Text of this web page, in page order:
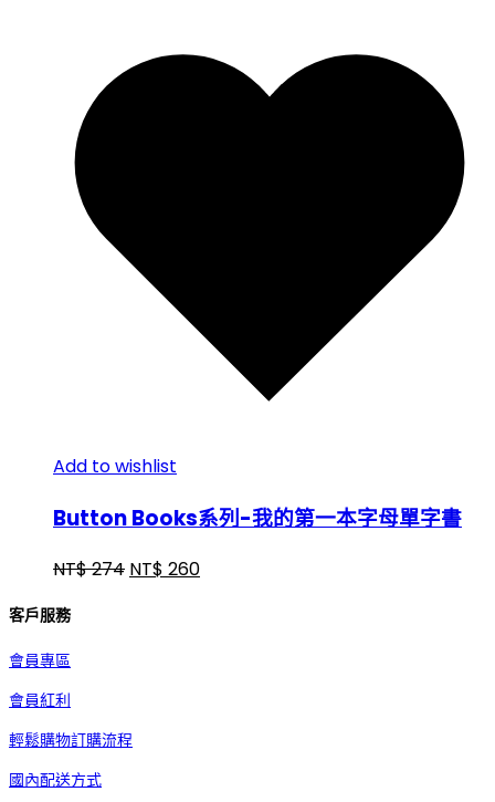
Add to wishlist
Button Books系列-我的第一本字母單字書
NT$274 NT$ 260
客戶服務
會員專區
會員紅利
輕鬆購物訂購流程
國內配送方式